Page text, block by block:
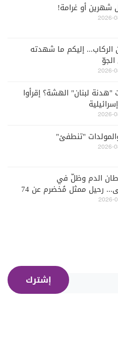
شهرين أو غرامة!
الركاب... إليكم ما شهدته
لبنان" الهشة؟ إقرأوا
"تنطفئ"
الدم وظلّ في
المستشفى... رحيل ممثل مُخضرم عن 74
إشترك